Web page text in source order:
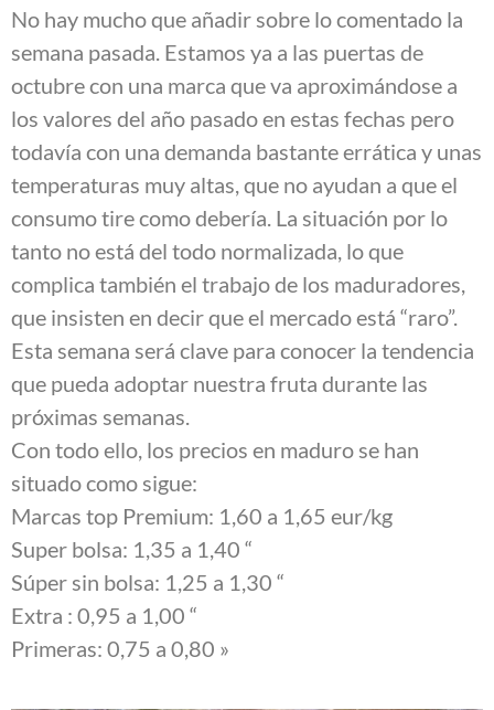
No hay mucho que añadir sobre lo comentado la
semana pasada. Estamos ya a las puertas de
octubre con una marca que va aproximándose a
los valores del año pasado en estas fechas pero
todavía con una demanda bastante errática y unas
temperaturas muy altas, que no ayudan a que el
consumo tire como debería. La situación por lo
tanto no está del todo normalizada, lo que
complica también el trabajo de los maduradores,
que insisten en decir que el mercado está “raro”.
Esta semana será clave para conocer la tendencia
que pueda adoptar nuestra fruta durante las
próximas semanas.
Con todo ello, los precios en maduro se han
situado como sigue:
Marcas top Premium: 1,60 a 1,65 eur/kg
Super bolsa: 1,35 a 1,40 “
Súper sin bolsa: 1,25 a 1,30 “
Extra : 0,95 a 1,00 “
Primeras: 0,75 a 0,80 »